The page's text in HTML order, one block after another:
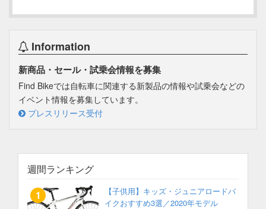
Information
新商品・セール・試乗会情報を募集
Find Bikeでは自転車に関連する新製品の情報や試乗会などの
イベント情報を募集しています。
プレスリリース受付
週間ランキング
【子供用】キッズ・ジュニアロードバ
イクおすすめ3選／2020年モデル